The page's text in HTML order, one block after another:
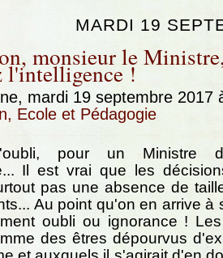
MARDI 19
monsieur le
l'intelligence !
mardi 19 septembre 2017
Ecole et Pédagogie
pour un Ministre
Il est vrai que les
pas une absence de
Au point qu'on en arrive à
oubli ou ignorance !
des êtres dépourvus